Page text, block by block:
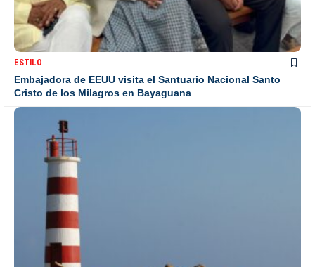
ESTILO
Embajadora de EEUU visita el Santuario Nacional Santo
Cristo de los Milagros en Bayaguana